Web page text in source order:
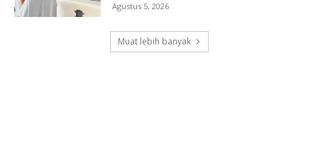
Agustus 5, 2026
Muat lebih banyak